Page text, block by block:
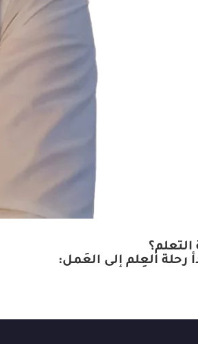
التعلم؟
رحلة العِلم إلى العَمل: